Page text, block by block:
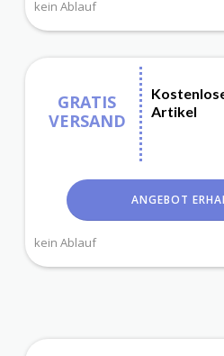
kein Ablauf
GRATIS
VERSAND
Artikel
ANGEBOT
kein Ablauf